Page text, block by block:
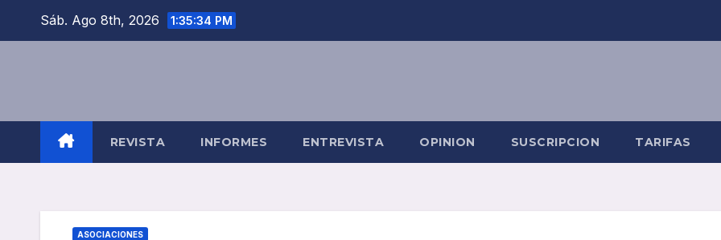
Sáb. Ago 8th, 2026 1:35:35 PM
REVISTA INFORMES ENTREVISTA OPINION SUSCRIPCION TARIFAS
ASOCIACIONES